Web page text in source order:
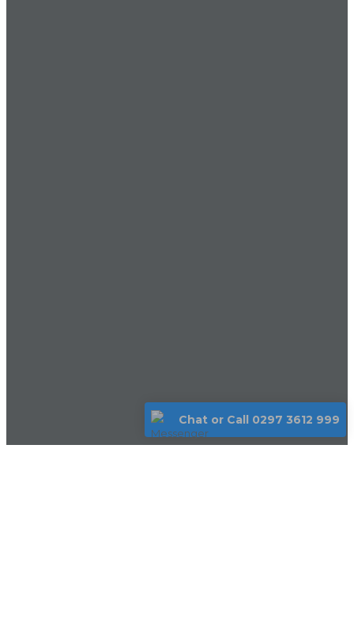
Chat or Call 0297 3612 999